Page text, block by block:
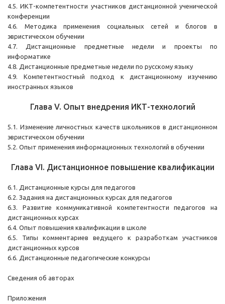
4.5. ИКТ-компетентности участников дистанционной ученической
конференции
4.6. Методика применения социальных сетей и блогов в
эвристическом обучении
4.7. Дистанционные предметные недели и проекты по
информатике
4.8. Дистанционные предметные недели по русскому языку
4.9. Компетентностный подход к дистанционному изучению
иностранных языков
Глава V. Опыт внедрения ИКТ-технологий
5.1. Изменение личностных качеств школьников в дистанционном
эвристическом обучении
5.2. Опыт применения информационных технологий в обучении
Глава VI. Дистанционное повышение квалификации
6.1. Дистанционные курсы для педагогов
6.2. Задания на дистанционных курсах для педагогов
6.3. Развитие коммуникативной компетентности педагогов на
дистанционных курсах
6.4. Опыт повышения квалификации в школе
6.5. Типы комментариев ведущего к разработкам участников
дистанционных курсов
6.6. Дистанционные педагогические конкурсы
Сведения об авторах
Приложения